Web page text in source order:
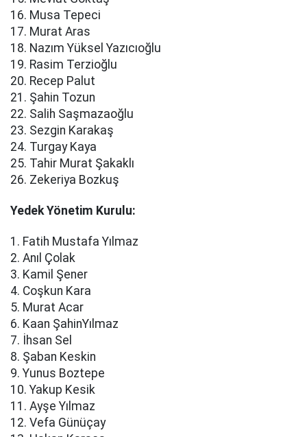
16. Musa Tepeci
17. Murat Aras
18. Nazım Yüksel Yazıcıoğlu
19. Rasim Terzioğlu
20. Recep Palut
21. Şahin Tozun
22. Salih Saşmazaoğlu
23. Sezgin Karakaş
24. Turgay Kaya
25. Tahir Murat Şakaklı
26. Zekeriya Bozkuş
Yedek Yönetim Kurulu:
1. Fatih Mustafa Yılmaz
2. Anıl Çolak
3. Kamil Şener
4. Coşkun Kara
5. Murat Acar
6. Kaan ŞahinYılmaz
7. İhsan Sel
8. Şaban Keskin
9. Yunus Boztepe
10. Yakup Kesik
11. Ayşe Yılmaz
12. Vefa Günüçay